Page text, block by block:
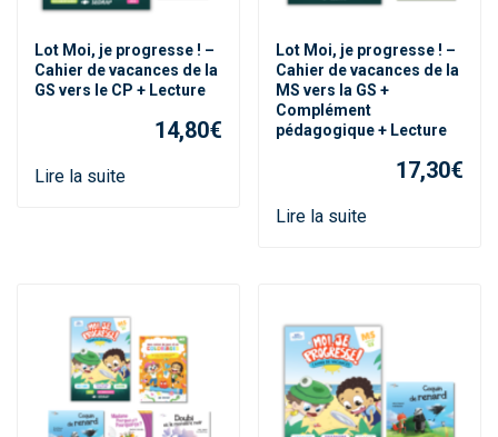
Lot Moi, je progresse ! –
Cahier de vacances de la
GS vers le CP + Lecture
14,80€
Lire la suite
Lot Moi, je progresse ! –
Cahier de vacances de la
MS vers la GS +
Complément
pédagogique + Lecture
17,30€
Lire la suite